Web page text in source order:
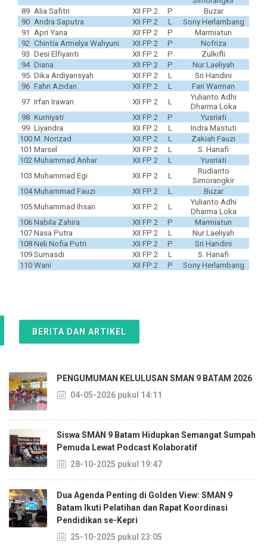
89 Alia Safitri XII FP 2 P
Buzar
90 Andra Saputra XII FP 2 L
Sony Herlambang
91 Apri Yana XII FP 2 P
Marmiatun
92 Chintia Armelya Wahyuni XII FP 2 P
Nofriza
93 Desi Elfiyanti XII FP 2 P
Zulkifli
94 Diana XII FP 2 P
Nur Laeliyah
95 Dika Ardiyansyah XII FP 2 L
Sri Handini
96 Fahri Azidan XII FP 2 L
Fari Warman
97 Irfan Irawan XII FP 2 L
Yulianto Adhi
Dharma Loka
98 Kurniyati XII FP 2 P
Yusriati
99 Liyandra XII FP 2 L
Indra Mastuti
100 M. Norizad XII FP 2 L
Zakiah Fauzi
101 Marsel XII FP 2 L
S. Hanafi
102 Muhammad Anhar XII FP 2 L
Yusriati
103 Muhammad Egi XII FP 2 L
Rudianto
Simorangkir
104 Muhammad Fauzi XII FP 2 L
Buzar
105 Muhammad Ihsan XII FP 2 L
Yulianto Adhi
Dharma Loka
106 Nabila Zahira XII FP 2 P
Marmiatun
107 Nasa Putra XII FP 2 L
Nur Laeliyah
108 Neli Nofia Putri XII FP 2 P
Sri Handini
109 Sumasdi XII FP 2 L
S. Hanafi
110 Wani XII FP 2 P Sony Herlambang
BERITA DAN ARTIKEL
PENGUMUMAN KELULUSAN SMAN 9 BATAM 2026
04-05-2026 pukul 14:11
Siswa SMAN 9 Batam Hidupkan Semangat Sumpah
Pemuda Lewat Podcast Kolaboratif
28-10-2025 pukul 19:47
Dua Agenda Penting di Golden View: SMAN 9
Batam Ikuti Pelatihan dan Rapat Koordinasi
Pendidikan se-Kepri
25-10-2025 pukul 23:05